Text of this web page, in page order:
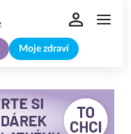
Moje zdraví